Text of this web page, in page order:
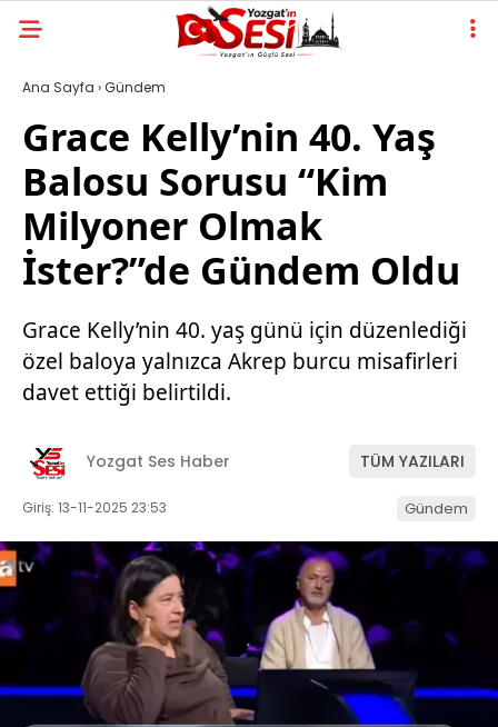
Ana Sayfa ›Gündem
Grace Kelly’nin 40. Yaş
Balosu Sorusu “Kim
Milyoner Olmak
İster?”de Gündem Oldu
Grace Kelly’nin 40. yaş günü için düzenlediği
özel baloya yalnızca Akrep burcu misafirleri
davet ettiği belirtildi.
Yozgat Ses Haber TÜM YAZILARI
Giriş: 13-11-2025 23:53 Gündem